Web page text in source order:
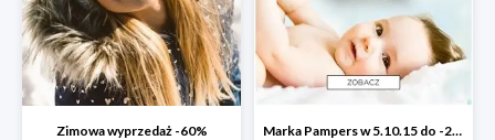
Zimowa wyprzedaż -60% Marka Pampers w 5.10.15 do -24%